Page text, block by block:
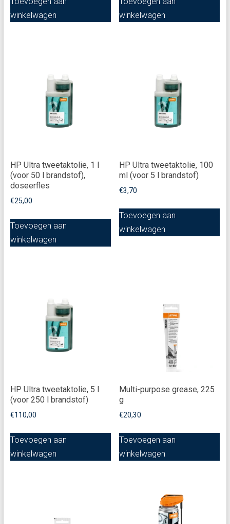
winkelwagen
winkelwagen
HP Ultra tweetaktolie, 1 l
(voor 50 l brandstof),
doseerfles
€25,00
Toevoegen aan
winkelwagen
HP Ultra tweetaktolie, 100
ml (voor 5 l brandstof)
€3,70
Toevoegen aan
winkelwagen
HP Ultra tweetaktolie, 5 l
(voor 250 l brandstof)
€110,00
Toevoegen aan
winkelwagen
Multi-purpose grease, 225
g
€20,30
Toevoegen aan
winkelwagen